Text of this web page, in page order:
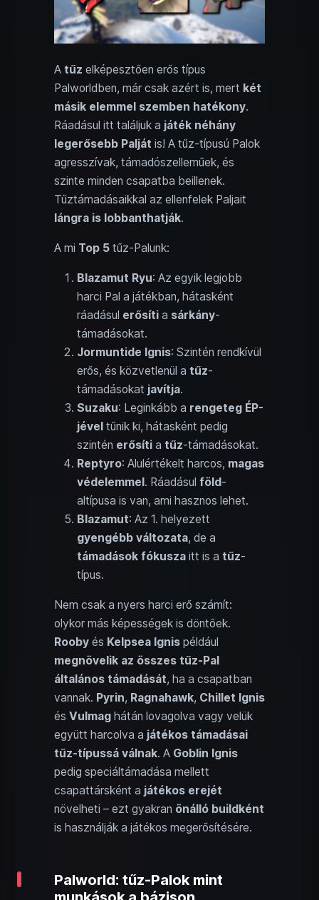
A tűz elképesztően erős típus
Palworldben, már csak azért is, mert két
másik elemmel szemben hatékony.
Ráadásul itt találjuk a játék néhány
legerősebb Palját is! A tűz-típusú Palok
agresszívak, támadószelleműek, és
szinte minden csapatba beillenek.
Tűztámadásaikkal az ellenfelek Paljait
lángra is lobbanthatják.
A mi Top 5 tűz-Palunk:
Blazamut Ryu: Az egyik legjobb
harci Pal a játékban, hátasként
ráadásul erősíti a sárkány-
támadásokat.
Jormuntide Ignis: Szintén rendkívül
erős, és közvetlenül a tűz-
támadásokat javítja.
Suzaku: Leginkább a rengeteg ÉP-
jével tűnik ki, hátasként pedig
szintén erősíti a tűz-támadásokat.
Reptyro: Alulértékelt harcos, magas
védelemmel . Ráadásul föld -
altípusa is van, ami hasznos lehet.
Blazamut: Az 1. helyezett
gyengébb változata, de a
támadások fókusza itt is a tűz-
típus.
Nem csak a nyers harci erő számít:
olykor más képességek is döntőek.
Rooby és Kelpsea Ignis például
megnövelik az összes tűz-Pal
általános támadását, ha a csapatban
vannak. Pyrin, Ragnahawk, Chillet Ignis
és Vulmag hátán lovagolva vagy velük
együtt harcolva a játékos támadásai
tűz-típussá válnak. A Goblin Ignis
pedig speciáltámadása mellett
csapattársként a játékos erejét
növelheti – ezt gyakran önálló buildként
is használják a játékos megerősítésére.
Palworld: tűz-Palok mint